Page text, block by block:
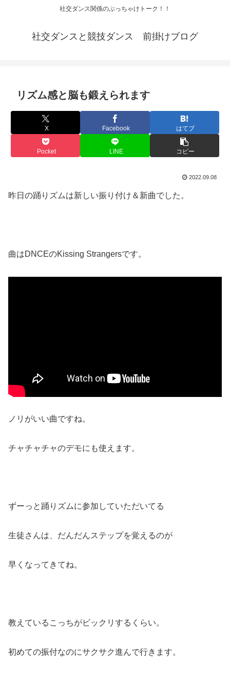
社交ダンス関係のぶっちゃけトーク！！
社交ダンスと競技ダンス 前掛けブログ
リズム感と脳も鍛えられます
X Facebook はてブ
Pocket LINE コピー
2022.09.08
昨日の踊りズムは新しい振り付け＆新曲でした。
曲はDNCEのKissing Strangersです。
ノリがいい曲ですね。
チャチャチャのデモにも使えます。
ずーっと踊りズムに参加していただいてる
生徒さんは、だんだんステップを覚えるのが
早くなってきてね。
教えているこっちがビックリするくらい。
初めての振付なのにサクサク進んで行きます。